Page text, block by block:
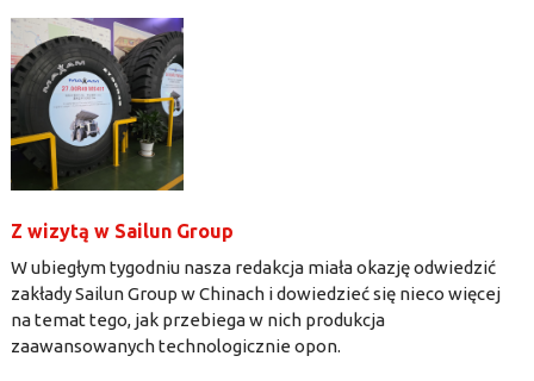
Z wizytą w Sailun Group
W ubiegłym tygodniu nasza redakcja miała okazję odwiedzić
zakłady Sailun Group w Chinach i dowiedzieć się nieco więcej
na temat tego, jak przebiega w nich produkcja
zaawansowanych technologicznie opon.